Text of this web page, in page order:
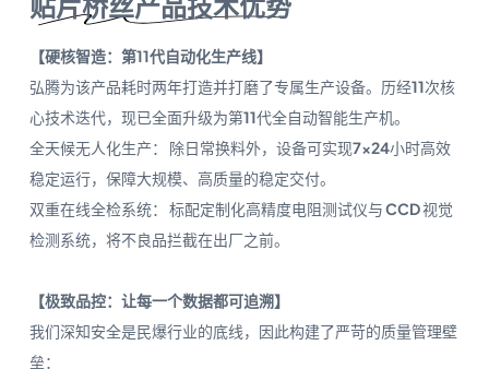
【硬核智造：第11代自动化生产线】
弘腾为该产品耗时两年打造并打磨了专属生产设备。历经11次核
心技术迭代，现已全面升级为第11代全自动智能生产机。
全天候无人化生产： 除日常换料外，设备可实现7×24小时高效
稳定运行，保障大规模、高质量的稳定交付。
双重在线全检系统： 标配定制化高精度电阻测试仪与 CCD 视觉
检测系统，将不良品拦截在出厂之前。
【极致品控：让每一个数据都可追溯】
我们深知安全是民爆行业的底线，因此构建了严苛的质量管理壁
垒：